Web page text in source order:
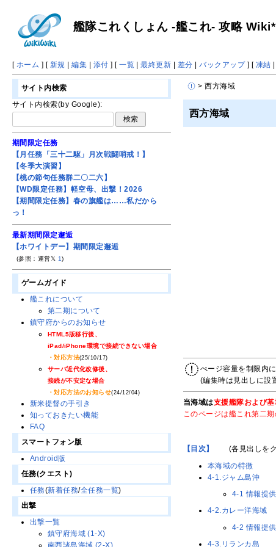
艦隊これくしょん -艦これ- 攻略 Wiki*
[ ホーム ] [ 新規 |編集 | 添付 ] [一覧 |最終更新 | 差分 |バックアップ] [ 凍結 |
> 西方海域
西方海域
ぺージ容量を制限内
(編集時は見出しに設
当海域は支援艦隊および
このページは艦これ第二期
【目次】
(各見出しを
本海域の特徴
4-1.ジャム島沖
4-1 情報提供
4-2.カレー洋海域
4-2 情報提供
4-3.リランカ島
サイト内検索
サイト内検索(by Google):
期間限定任務
【月任務「三十二駆」月次戦闘哨戒！】
【冬季大演習】
【桃の節句任務群二〇二六】
【WD限定任務】軽空母、出撃！2026
【期間限定任務】春の旗艦は……私だから
っ！
最新期間限定邂逅
【ホワイトデー】期間限定邂逅
(参照：運営𝕏 1)
ゲームガイド
艦これについて
第二期について
鎮守府からのお知らせ
HTML5版移行後、
iPad/iPhone環境で接続できない場合
・対応方法(25/10/17)
サーバ近代化改修後、
接続が不安定な場合
・対応方法のお知らせ(24/12/04)
新米提督の手引き
知っておきたい機能
FAQ
スマートフォン版
Android版
任務(クエスト)
任務(新着任務/全任務一覧)
出撃
出撃一覧
鎮守府海域 (1-X)